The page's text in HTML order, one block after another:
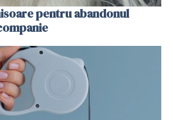
pentru abandonul